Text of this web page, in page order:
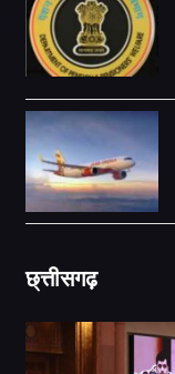
छ्त्तीसगढ़